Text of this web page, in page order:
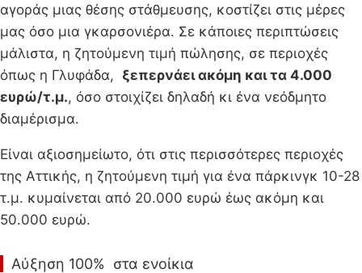
αγοράς μιας θέσης στάθμευσης, κοστίζει στις μέρες
μας όσο μια γκαρσονιέρα. Σε κάποιες περιπτώσεις
μάλιστα, η ζητούμενη τιμή πώλησης, σε περιοχές
όπως η Γλυφάδα, ξεπερνάει ακόμη και τα 4.000
ευρώ/τ.μ., όσο στοιχίζει δηλαδή κι ένα νεόδμητο
διαμέρισμα.
Είναι αξιοσημείωτο, ότι στις περισσότερες περιοχές
της Αττικής, η ζητούμενη τιμή για ένα πάρκινγκ 10-28
τ.μ. κυμαίνεται από 20.000 ευρώ έως ακόμη και
50.000 ευρώ.
Αύξηση 100% στα ενοίκια